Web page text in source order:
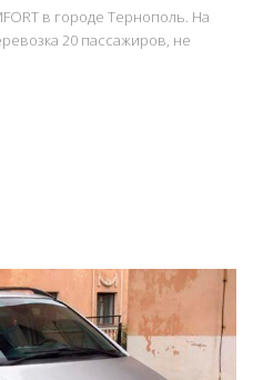
в городе Тернополь. На
20 пассажиров, не